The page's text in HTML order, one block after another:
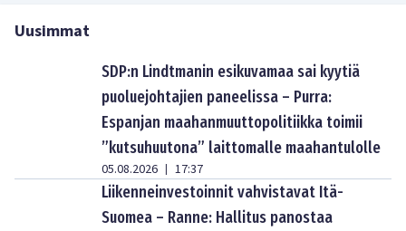
Uusimmat
SDP:n Lindtmanin esikuvamaa sai kyytiä
puoluejohtajien paneelissa – Purra:
Espanjan maahanmuuttopolitiikka toimii
”kutsuhuutona” laittomalle maahantulolle
05.08.2026 | 17:37
Liikenneinvestoinnit vahvistavat Itä-
Suomea – Ranne: Hallitus panostaa